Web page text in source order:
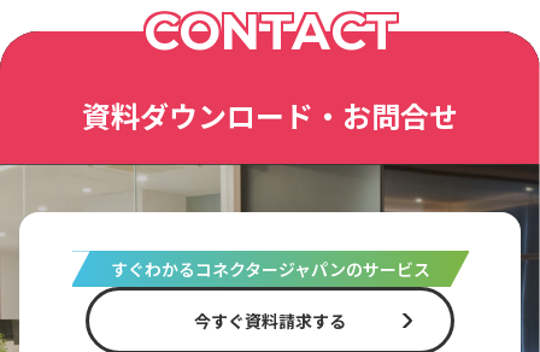
CONTACT
資料ダウンロード・お問合せ
すぐわかるコネクタージャパンのサービス
今すぐ資料請求する